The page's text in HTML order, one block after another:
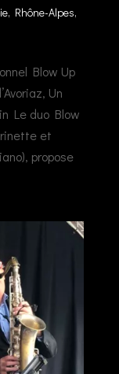
Rhône-Alpes,
Blow Up
Un
Le duo Blow
et
propose